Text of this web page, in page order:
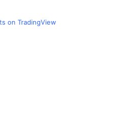
on TradingView